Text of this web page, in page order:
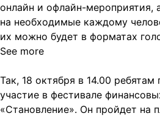
онлайн и офлайн-мероприятия,
на необходимые каждому
их можно будет в форматах
See more
Так, 18 октября в 14.00
участие в фестивале
«Становление». Он пройдет на